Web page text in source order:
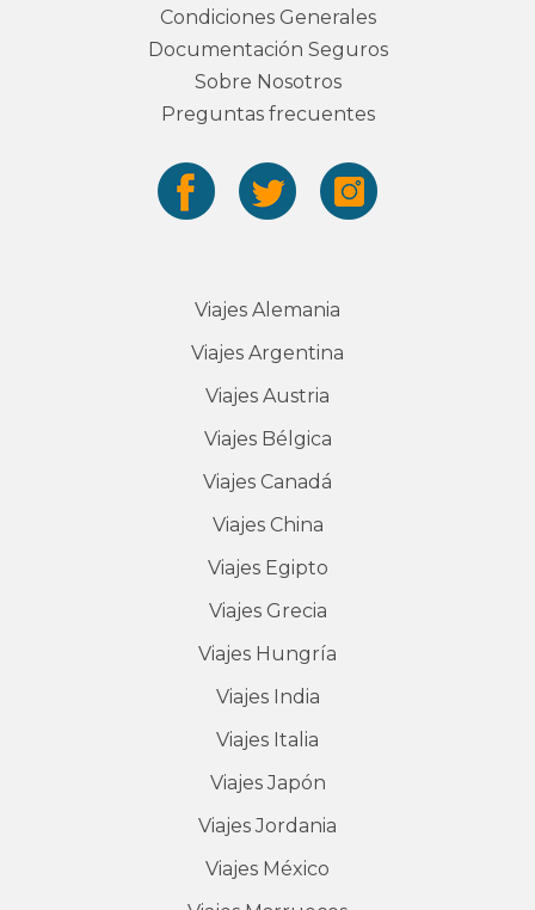
Condiciones Generales
Documentación Seguros
Sobre Nosotros
Preguntas frecuentes
Viajes Alemania
Viajes Argentina
Viajes Austria
Viajes Bélgica
Viajes Canadá
Viajes China
Viajes Egipto
Viajes Grecia
Viajes Hungría
Viajes India
Viajes Italia
Viajes Japón
Viajes Jordania
Viajes México